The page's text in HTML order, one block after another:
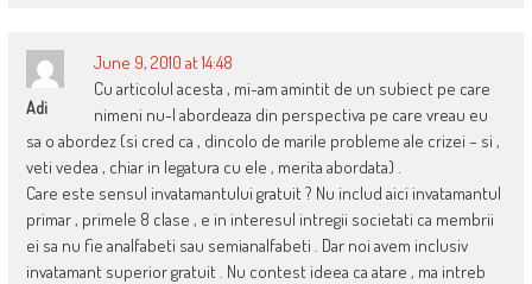
Adi
June 9, 2010 at 14:48
Cu articolul acesta , mi-am amintit de un subiect pe care
nimeni nu-l abordeaza din perspectiva pe care vreau eu
sa o abordez (si cred ca , dincolo de marile probleme ale crizei – si ,
veti vedea , chiar in legatura cu ele , merita abordata) .
Care este sensul invatamantului gratuit ? Nu includ aici invatamantul
primar , primele 8 clase , e in interesul intregii societati ca membrii
ei sa nu fie analfabeti sau semianalfabeti . Dar noi avem inclusiv
invatamant superior gratuit . Nu contest ideea ca atare , ma intreb